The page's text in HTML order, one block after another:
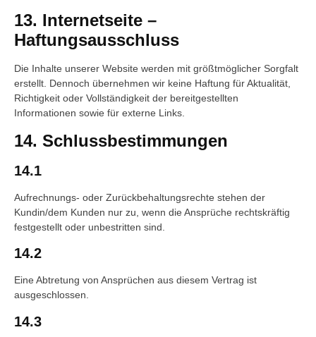
13. Internetseite –
Haftungsausschluss
Die Inhalte unserer Website werden mit größtmöglicher Sorgfalt
erstellt. Dennoch übernehmen wir keine Haftung für Aktualität,
Richtigkeit oder Vollständigkeit der bereitgestellten
Informationen sowie für externe Links.
14. Schlussbestimmungen
14.1
Aufrechnungs- oder Zurückbehaltungsrechte stehen der
Kundin/dem Kunden nur zu, wenn die Ansprüche rechtskräftig
festgestellt oder unbestritten sind.
14.2
Eine Abtretung von Ansprüchen aus diesem Vertrag ist
ausgeschlossen.
14.3